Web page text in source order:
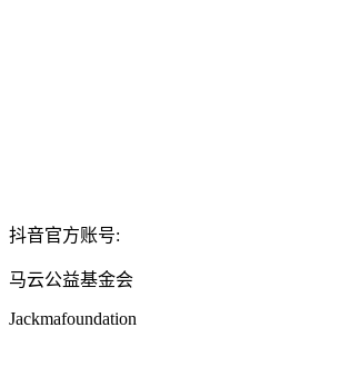
抖音官方账号:
马云公益基金会
Jackmafoundation